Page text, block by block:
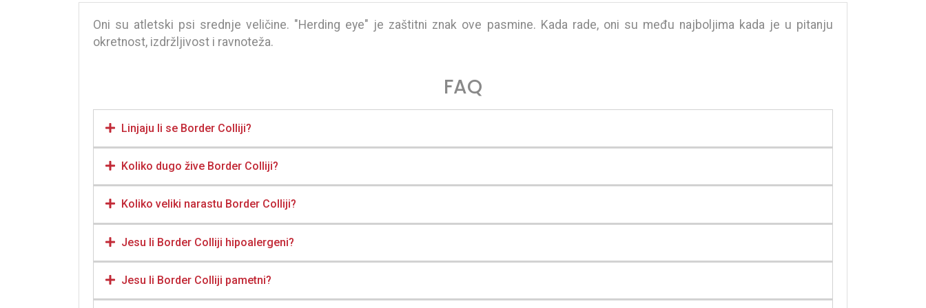
Oni su atletski psi srednje veličine. "Herding eye" je zaštitni znak ove pasmine. Kada rade, oni su među najboljima kada je u pitanju
okretnost, izdržljivost i ravnoteža.
FAQ
Linjaju li se Border Colliji?
Koliko dugo žive Border Colliji?
Koliko veliki narastu Border Colliji?
Jesu li Border Colliji hipoalergeni?
Jesu li Border Colliji pametni?